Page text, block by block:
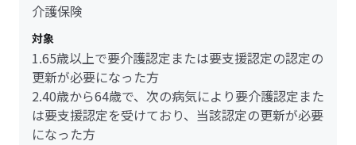
介護保険
対象
1.65歳以上で要介護認定または要支援認定の認定の
更新が必要になった方
2.40歳から64歳で、次の病気により要介護認定また
は要支援認定を受けており、当該認定の更新が必要
になった方